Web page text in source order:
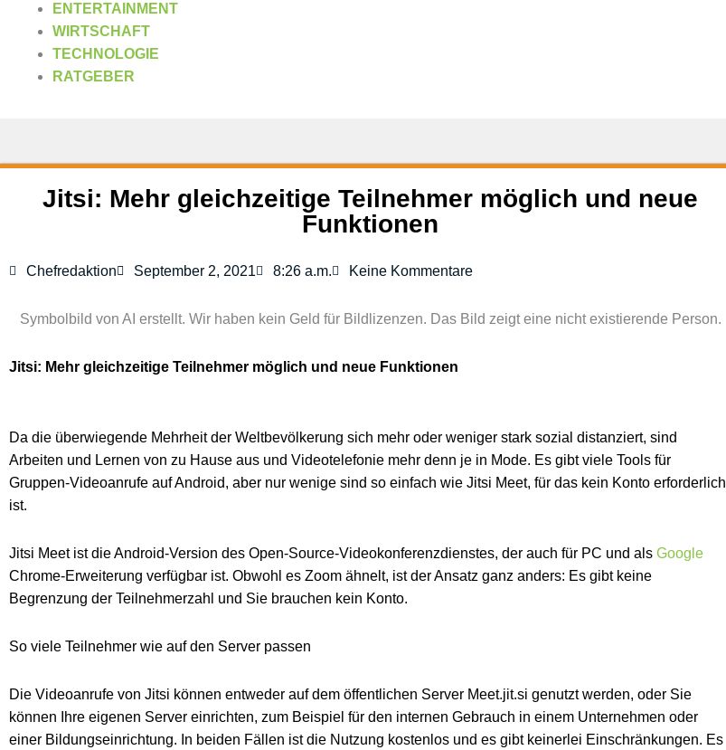
ENTERTAINMENT
WIRTSCHAFT
TECHNOLOGIE
RATGEBER
Jitsi: Mehr gleichzeitige Teilnehmer möglich und neue
Funktionen
Chefredaktion September 2, 2021 8:26 a.m. Keine Kommentare
Symbolbild von AI erstellt. Wir haben kein Geld für Bildlizenzen. Das Bild zeigt eine nicht existierende Person.
Jitsi: Mehr gleichzeitige Teilnehmer möglich und neue Funktionen
Da die überwiegende Mehrheit der Weltbevölkerung sich mehr oder weniger stark sozial distanziert, sind
Arbeiten und Lernen von zu Hause aus und Videotelefonie mehr denn je in Mode. Es gibt viele Tools für
Gruppen-Videoanrufe auf Android, aber nur wenige sind so einfach wie Jitsi Meet, für das kein Konto erforderlich
ist.
Jitsi Meet ist die Android-Version des Open-Source-Videokonferenzdienstes, der auch für PC und als Google
Chrome-Erweiterung verfügbar ist. Obwohl es Zoom ähnelt, ist der Ansatz ganz anders: Es gibt keine
Begrenzung der Teilnehmerzahl und Sie brauchen kein Konto.
So viele Teilnehmer wie auf den Server passen
Die Videoanrufe von Jitsi können entweder auf dem öffentlichen Server Meet.jit.si genutzt werden, oder Sie
können Ihre eigenen Server einrichten, zum Beispiel für den internen Gebrauch in einem Unternehmen oder
einer Bildungseinrichtung. In beiden Fällen ist die Nutzung kostenlos und es gibt keinerlei Einschränkungen. Es